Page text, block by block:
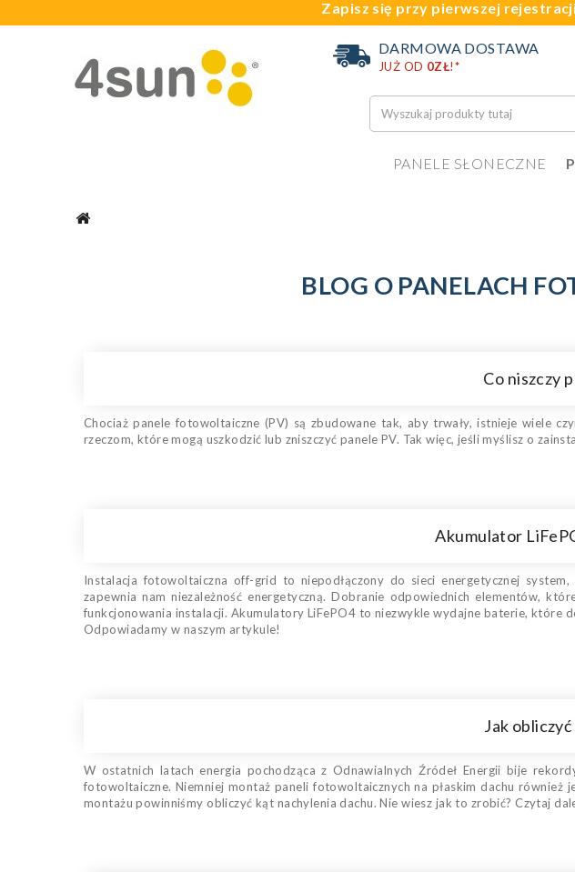
Zapisz się przy pierwszej
DARMOWA DOSTAWA
JUŻ OD 0ZŁ!*
PANELE SŁONECZNE
BLOG O PANELACH
Co niszczy
Chociaż panele fotowoltaiczne (PV) są zbudowane tak, aby trwały, istnieje wiele
rzeczom, które mogą uszkodzić lub zniszczyć panele PV. Tak więc, jeśli myślisz o
Akumulator
Instalacja fotowoltaiczna off-grid to niepodłączony do sieci energetycznej
zapewnia nam niezależność energetyczną. Dobranie odpowiednich elementów,
funkcjonowania instalacji. Akumulatory LiFePO4 to niezwykle wydajne baterie,
Odpowiadamy w naszym artykule!
Jak
W ostatnich latach energia pochodząca z Odnawialnych Źródeł Energii bije
fotowoltaiczne. Niemniej montaż paneli fotowoltaicznych na płaskim dachu
montażu powinniśmy obliczyć kąt nachylenia dachu. Nie wiesz jak to zrobić? Czytaj